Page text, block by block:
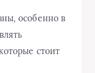
особенно в
стоит